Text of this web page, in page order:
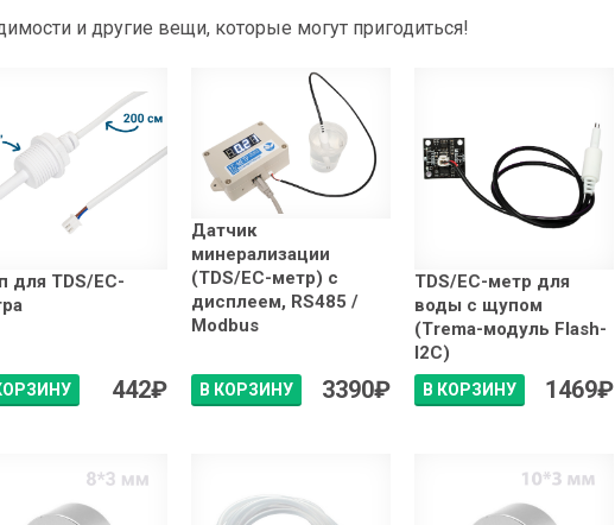
и другие вещи, которые могут пригодиться!
для TDS/EC-
442₽
Датчик
минерализации
(TDS/EC-метр) с
дисплеем, RS485 /
Modbus
В КОРЗИНУ 3390₽
TDS/EC-метр для
воды с щупом
(Trema-модуль Flash-
I2C)
В КОРЗИНУ 1469₽